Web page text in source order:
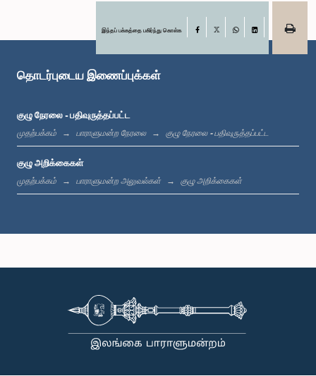
கௌரவ பத்ம உதயசாந்த குணசேகர, பா.உ.
இந்தப் பக்கத்தை பகிர்ந்து கொள்க Facebook
LinkedIn
தொடர்புடைய இணைப்புக்கள்
குழு நேரலை - பதிவுருத்தப்பட்ட
முதற்பக்கம் பாராளுமன்ற நேரலை குழு நேரலை - பதிவுருத்தப்பட்ட
குழு அறிக்கைகள்
முதற்பக்கம் பாராளுமன்ற அலுவல்கள் குழு அறிக்கைகள்